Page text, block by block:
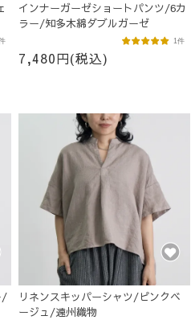
インナーガーゼショートパンツ/6カ
ラー/知多木綿ダブルガーゼ
7,480円(税込)
1件
/
リネンスキッパーシャツ/ピンクベ
ージュ/遠州織物